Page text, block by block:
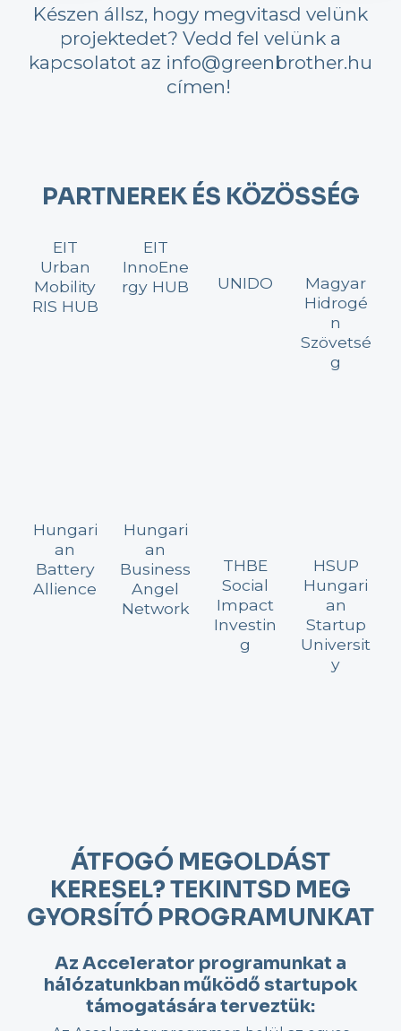
Készen állsz, hogy megvitasd velünk
projektedet? Vedd fel velünk a
kapcsolatot az info@greenbrother.hu
címen!
PARTNEREK ÉS KÖZÖSSÉG
EIT
Urban
Mobility
RIS HUB
EIT
InnoEne
rgy HUB
UNIDO
Magyar
Hidrogé
n
Szövetsé
g
Hungari
an
Battery
Allience
Hungari
an
Business
Angel
Network
THBE
Social
Impact
Investin
g
HSUP
Hungari
an
Startup
Universit
y
ÁTFOGÓ MEGOLDÁST
KERESEL? TEKINTSD MEG
GYORSÍTÓ PROGRAMUNKAT
Az Accelerator programunkat a
hálózatunkban működő startupok
támogatására terveztük: